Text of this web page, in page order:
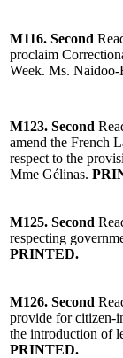
M116. Second
proclaim
Week. Ms. Naidoo-
M123. Second
amend the French
respect to the
Mme Gélinas.
M125. Second
respecting
PRINTED.
M126. Second
provide for citizen-
the introduction of
PRINTED.